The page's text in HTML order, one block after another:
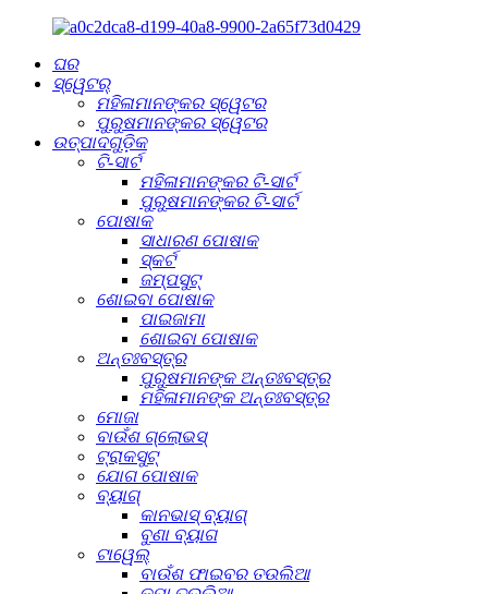
ଘର
ସ୍ୱେଟର୍
ମହିଳାମାନଙ୍କର ସ୍ୱେଟର
ପୁରୁଷମାନଙ୍କର ସ୍ୱେଟର
ଉତ୍ପାଦଗୁଡ଼ିକ
ଟି-ସାର୍ଟ
ମହିଳାମାନଙ୍କର ଟି-ସାର୍ଟ
ପୁରୁଷମାନଙ୍କର ଟି-ସାର୍ଟ
ପୋଷାକ
ସାଧାରଣ ପୋଷାକ
ସ୍କର୍ଟ
ଜମ୍ପସୁଟ୍
ଶୋଇବା ପୋଷାକ
ପାଇଜାମା
ଶୋଇବା ପୋଷାକ
ଅନ୍ତଃବସ୍ତ୍ର
ପୁରୁଷମାନଙ୍କ ଅନ୍ତଃବସ୍ତ୍ର
ମହିଳାମାନଙ୍କ ଅନ୍ତଃବସ୍ତ୍ର
ମୋଜା
ବାଉଁଶ ଗ୍ଲୋଭସ୍
ଟ୍ରାକସୁଟ୍
ଯୋଗ ପୋଷାକ
ବ୍ୟାଗ୍
କାନଭାସ୍ ବ୍ୟାଗ୍
ବୁଣା ବ୍ୟାଗ
ଟାୱେଲ୍
ବାଉଁଶ ଫାଇବର ତଉଲିଆ